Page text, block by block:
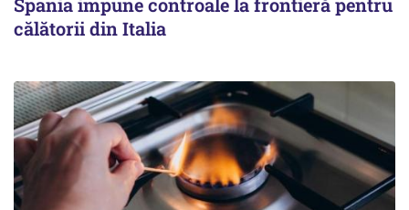
Spania impune controale la frontieră pentru
călătorii din Italia